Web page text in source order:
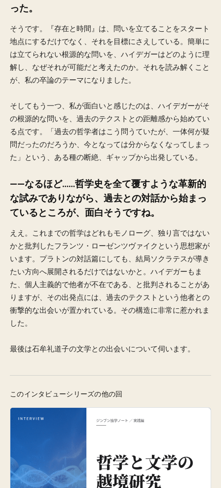
った。
そうです。『存在と時間』は、問いを立てることをスタート
地点にするだけでなく、それを目標にさえしている。簡単に
は立てられない根源的な問いを、ハイデガーはどのように理
解し、なぜそれが可能だと考えたのか。それを読み解くこと
が、私の卒論のテーマになりました。
そしてもう一つ、私が面白いと感じたのは、ハイデガーがそ
の根源的な問いを、過去のテクストとの距離感から始めてい
る点です。「過去の哲学者はこう問うていたが、一体何が疑
問だったのだろうか、今となっては分からなくなってしまっ
た」という、ある種の断絶、ギャップから出発している。
——なるほど……哲学史を全て覆すような革新的
な試みでありながら、過去との対話から始まっ
ているところが、面白そうですね。
ええ。これまでの哲学はどれもモノローグ、独り言ではない
かと批判したフランツ・ローゼンツヴァイクという思想家が
います。プラトンの対話篇にしても、結局ソクラテスが導き
たい方向へ展開されるだけではないかと。ハイデガーもま
た、個人主義的で他者が不在である、と批判されることがあ
りますが、その出発点には、過去のテクストという他者との
衝撃的な出会いが置かれている。その構造に非常に惹かれま
した。
最後は石牟礼道子の文学との出会いについて伺います。
このインタビューシリーズの他の回